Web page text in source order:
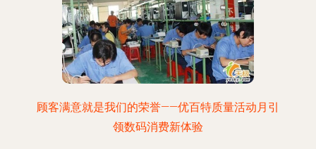
顾客满意就是我们的荣誉——优百特质量活动月引
领数码消费新体验